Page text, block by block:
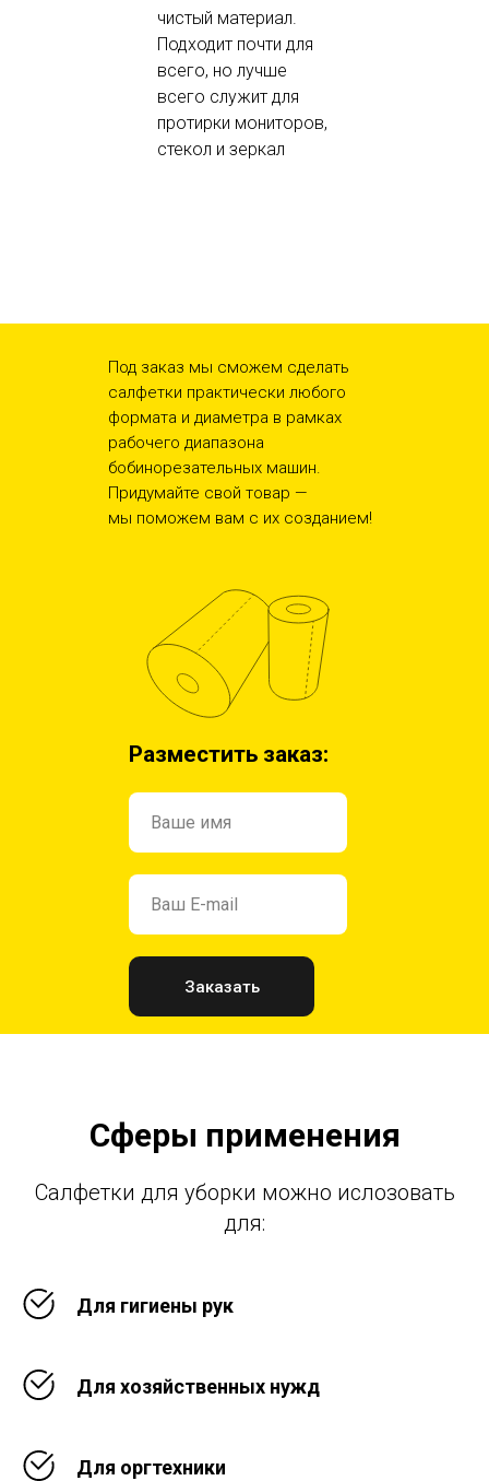
чистый материал.
Подходит почти для
всего, но лучше
всего служит для
протирки мониторов,
стекол и зеркал
Разместить заказ:
Под заказ мы сможем сделать
салфетки практически любого
формата и диаметра в рамках
рабочего диапазона
бобинорезательных машин.
Придумайте свой товар —
мы поможем вам с их созданием!
Заказать
Сферы применения
Салфетки для уборки можно ислозовать
для:
Для гигиены рук
Для хозяйственных нужд
Для оргтехники